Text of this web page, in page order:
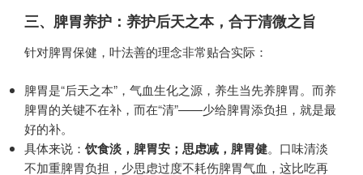
三、脾胃养护：养护后天之本，合于清微之旨
针对脾胃保健，叶法善的理念非常贴合实际：
脾胃是“后天之本”，气血生化之源，养生当先养脾胃。而养
脾胃的关键不在补，而在“清”——少给脾胃添负担，就是最
好的补。
具体来说：​ 饮食淡，脾胃安；思虑减，脾胃健​。口味清淡
不加重脾胃负担，少思虑过度不耗伤脾胃气血，这比吃再